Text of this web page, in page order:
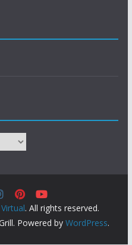
. All rights reserved.
Powered by WordPress.